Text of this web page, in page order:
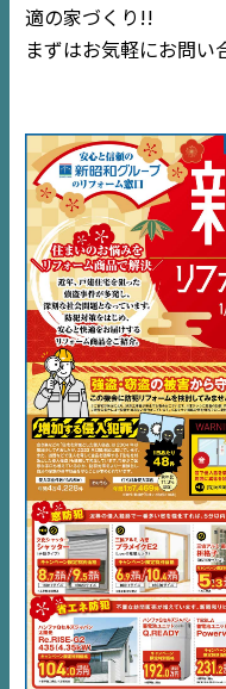
住宅
デジ
適の家づくり!!
まずはお気軽にお問